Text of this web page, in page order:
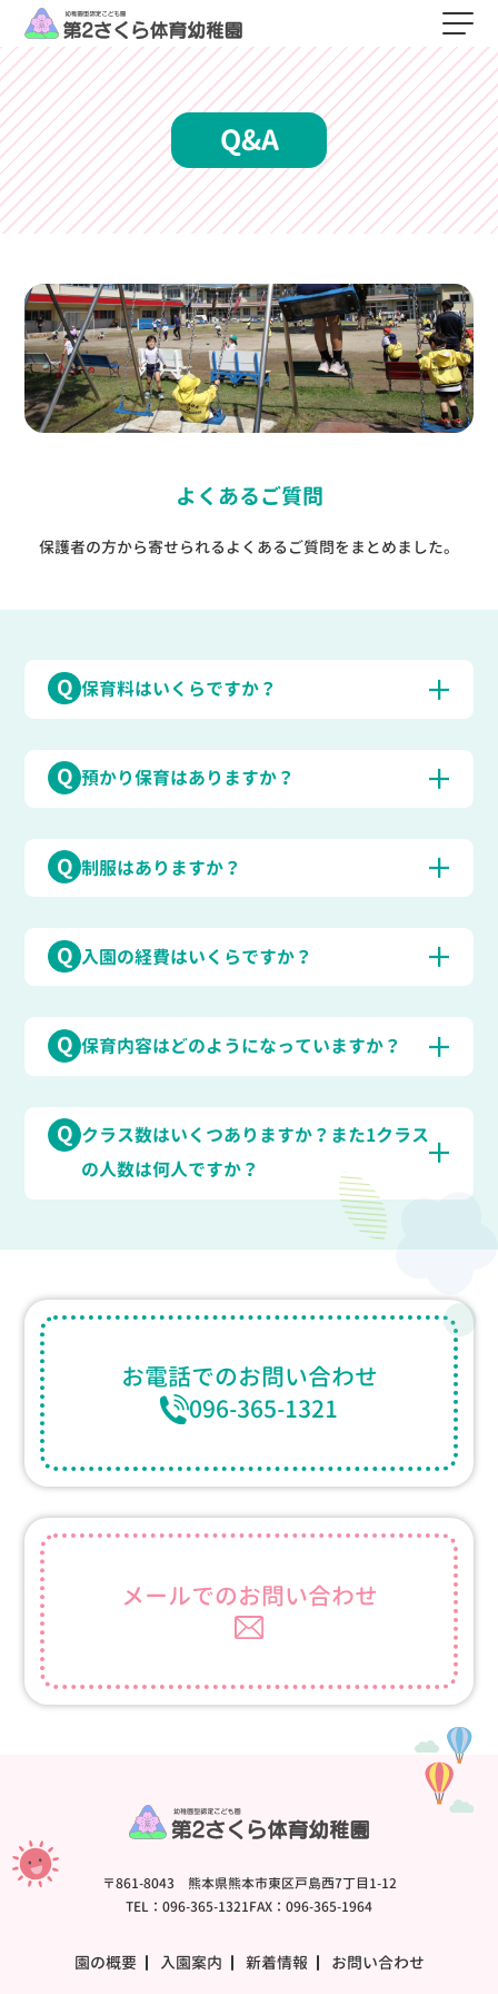
Q&A
よくあるご質問
保護者の方から寄せられるよくあるご質問をまとめました。
Q 保育料はいくらですか？
Q 預かり保育はありますか？
Q 制服はありますか？
Q 入園の経費はいくらですか？
Q 保育内容はどのようになっていますか？
Q クラス数はいくつありますか？また1クラス
の人数は何人ですか？
お電話でのお問い合わせ
096-365-1321
メールでのお問い合わせ
〒861-8043 熊本県熊本市東区戸島西7丁目1-12
TEL：096-365-1321 FAX：096-365-1964
園の概要 入園案内 新着情報 お問い合わせ